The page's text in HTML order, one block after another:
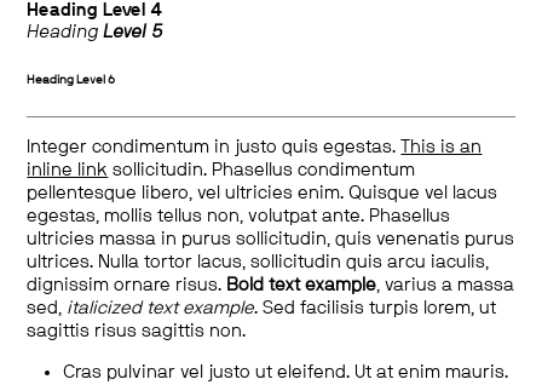
Heading Level 4
HeadingLevel 5
Heading Level 6
Integer condimentum in justo quis egestas.
This is an
inline link sollicitudin. Phasellus condimentum
pellentesque libero, vel ultricies enim. Quisque vel lacus
egestas, mollis tellus non, volutpat ante. Phasellus
ultricies massa in purus sollicitudin, quis venenatis purus
ultrices. Nulla tortor lacus, sollicitudin quis arcu iaculis,
dignissim ornare risus. Bold text example, varius a massa
sed, italicized text example. Sed facilisis turpis lorem, ut
sagittis risus sagittis non.
Cras pulvinar vel justo ut eleifend. Ut at enim mauris.